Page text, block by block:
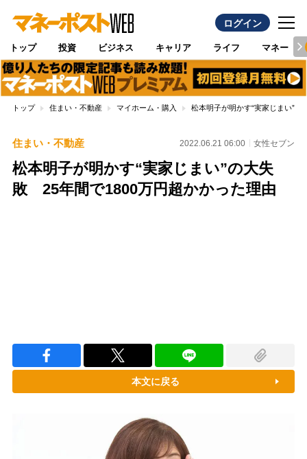
ログイン
トップ 投資 ビジネス キャリア ライフ マネー
トップ 住まい・不動産 マイホーム・購入 松本明子が明かす“実家じまい”
住まい・不動産 2022.06.21 06:00 女性セブン
松本明子が明かす“実家じまい”の大失
敗 25年間で1800万円超かかった理由
本文に戻る